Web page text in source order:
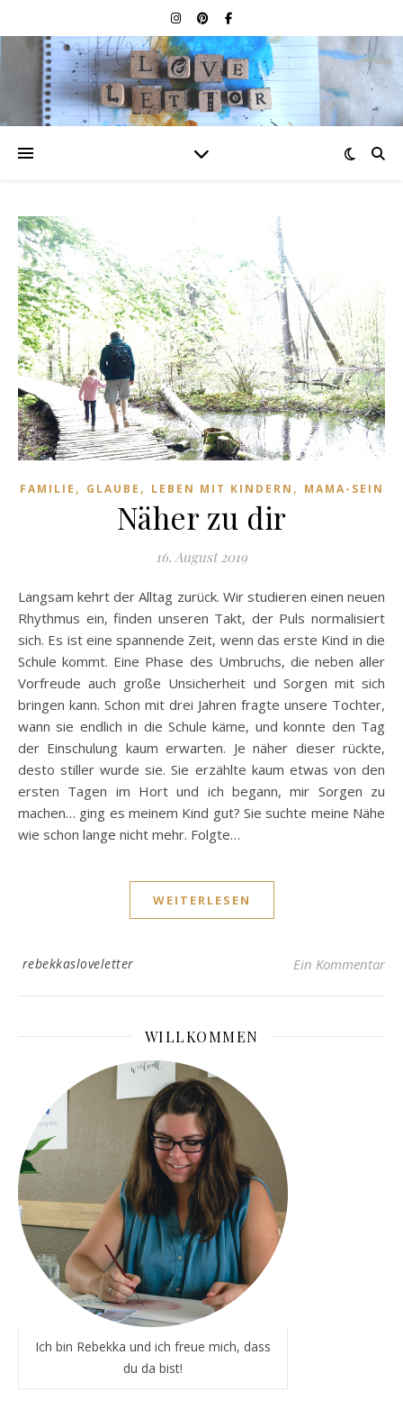
FAMILIE , GLAUBE , LEBEN MIT KINDERN , MAMA-SEIN
Näher zu dir
16. August 2019
Langsam kehrt der Alltag zurück. Wir studieren einen neuen
Rhythmus ein, finden unseren Takt, der Puls normalisiert
sich. Es ist eine spannende Zeit, wenn das erste Kind in die
Schule kommt. Eine Phase des Umbruchs, die neben aller
Vorfreude auch große Unsicherheit und Sorgen mit sich
bringen kann. Schon mit drei Jahren fragte unsere Tochter,
wann sie endlich in die Schule käme, und konnte den Tag
der Einschulung kaum erwarten. Je näher dieser rückte,
desto stiller wurde sie. Sie erzählte kaum etwas von den
ersten Tagen im Hort und ich begann, mir Sorgen zu
machen… ging es meinem Kind gut? Sie suchte meine Nähe
wie schon lange nicht mehr. Folgte…
WEITERLESEN
rebekkasloveletter Ein Kommentar
WILLKOMMEN
Ich bin Rebekka und ich freue mich, dass
du da bist!